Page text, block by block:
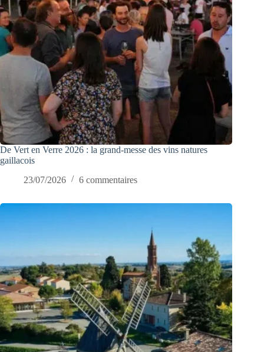
De Vert en Verre 2026 : la grand-messe des vins natures
gaillacois
23/07/2026
6 commentaires